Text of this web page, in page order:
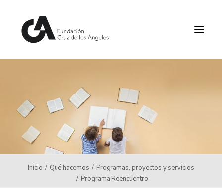
Inicio
Quiénes somos
Qué hacemos
Agenda y Actualidad
Portal de Transparencia
Inicio Qué hacemos
Programas, proyectos y servicios
Programa Reencuentro